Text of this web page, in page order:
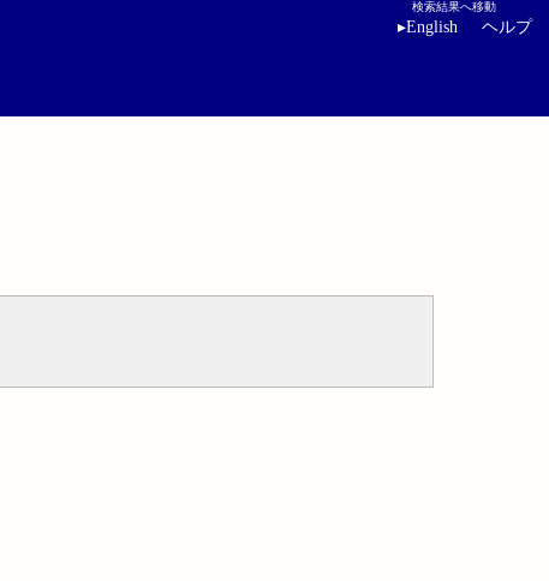
検索結果へ移動
▸English ヘルプ